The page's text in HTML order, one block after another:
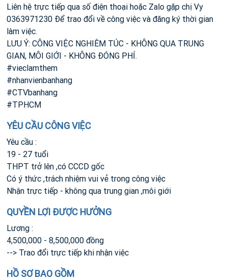
Liên hệ trực tiếp qua số điện thoại hoặc Zalo gặp chị Vy
0363971230 Để trao đổi về công việc và đăng ký thời gian
làm việc.
LƯU Ý: CÔNG VIỆC NGHIÊM TÚC - KHÔNG QUA TRUNG
GIAN, MÔI GIỚI - KHÔNG ĐÓNG PHÍ.
#vieclamthem
#nhanvienbanhang
#CTVbanhang
#TPHCM
YÊU CẦU CÔNG VIỆC
Yêu cầu :
19 - 27 tuổi
THPT trở lên ,có CCCD gốc
Có ý thức ,trách nhiệm vui vẻ trong công việc
Nhận trực tiếp - không qua trung gian ,môi giới
QUYỀN LỢI ĐƯỢC HƯỞNG
Lương :
4,500,000 - 8,500,000 đồng
--> Trao đổi trực tiếp khi nhận việc
HỒ SƠ BAO GỒM